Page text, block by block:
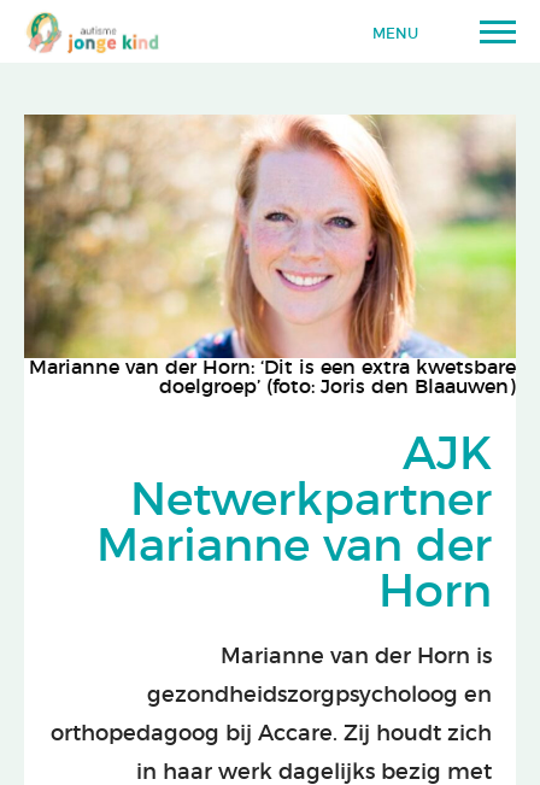
MENU
Marianne van der Horn: ‘Dit is een extra kwetsbare
doelgroep’ (foto: Joris den Blaauwen)
AJK
Netwerkpartner
Marianne van der
Horn
Marianne van der Horn is
gezondheidszorgpsycholoog en
orthopedagoog bij Accare. Zij houdt zich
in haar werk dagelijks bezig met